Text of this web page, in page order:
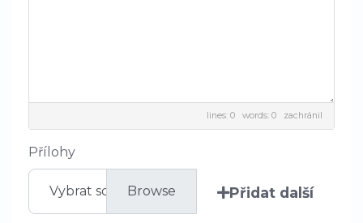
lines: 0 words: 0 zachránil
Přílohy
Vybrat soubor Přidat další